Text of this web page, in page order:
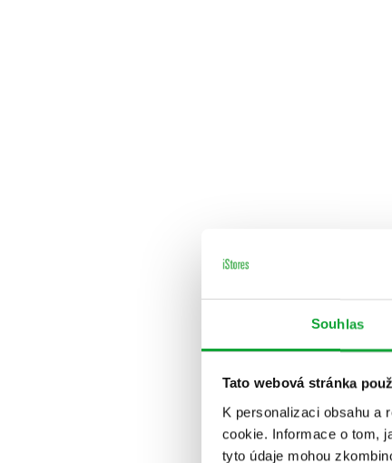
Souhlas
Tato webová stránka
K personalizaci obsahu a
cookie. Informace o tom,
tyto údaje mohou